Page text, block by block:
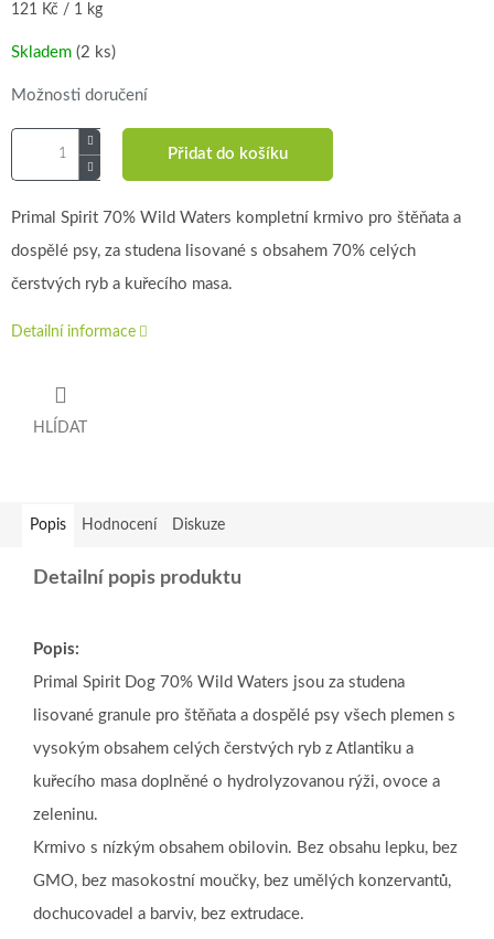
Měrná
121 Kč / 1 kg
Skladem (2 ks)
Možnosti doručení
Přidat do košíku
Primal Spirit 70% Wild Waters kompletní krmivo pro štěňata a
dospělé psy, za studena lisované s obsahem 70% celých
čerstvých ryb a kuřecího masa.
Detailní informace
HLÍDAT
Popis Hodnocení Diskuze
Detailní popis produktu
Popis:
Primal Spirit Dog 70% Wild Waters jsou za studena
lisované granule pro štěňata a dospělé psy všech plemen s
vysokým obsahem celých čerstvých ryb z Atlantiku a
kuřecího masa doplněné o hydrolyzovanou rýži, ovoce a
zeleninu.
Krmivo s nízkým obsahem obilovin. Bez obsahu lepku, bez
GMO, bez masokostní moučky, bez umělých konzervantů,
dochucovadel a barviv, bez extrudace.